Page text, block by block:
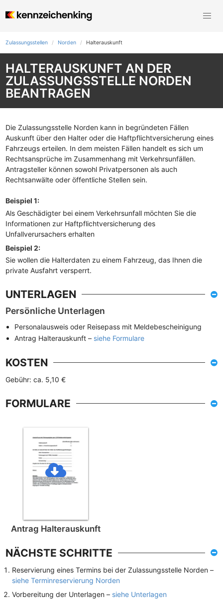
Zulassungsstellen Norden Halterauskunft
HALTERAUSKUNFT AN DER
ZULASSUNGSSTELLE NORDEN
BEANTRAGEN
Die Zulassungsstelle Norden kann in begründeten Fällen
Auskunft über den Halter oder die Haftpflichtversicherung eines
Fahrzeugs erteilen. In dem meisten Fällen handelt es sich um
Rechtsansprüche im Zusammenhang mit Verkehrsunfällen.
Antragsteller können sowohl Privatpersonen als auch
Rechtsanwälte oder öffentliche Stellen sein.
Beispiel 1:
Als Geschädigter bei einem Verkehrsunfall möchten Sie die
Informationen zur Haftpflichtversicherung des
Unfallverursachers erhalten
Beispiel 2:
Sie wollen die Halterdaten zu einem Fahrzeug, das Ihnen die
private Ausfahrt versperrt.
UNTERLAGEN
Persönliche Unterlagen
Personalausweis oder Reisepass mit Meldebescheinigung
Antrag Halterauskunft – siehe Formulare
KOSTEN
Gebühr: ca. 5,10 €
FORMULARE
Antrag Halterauskunft
NÄCHSTE SCHRITTE
Reservierung eines Termins bei der Zulassungsstelle Norden –
siehe Terminreservierung Norden
Vorbereitung der Unterlagen – siehe Unterlagen